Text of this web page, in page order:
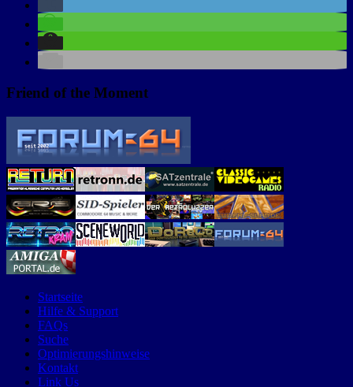
Friend of the Moment
Startseite
Hilfe & Support
FAQs
Suche
Optimierungshinweise
Kontakt
Link Us